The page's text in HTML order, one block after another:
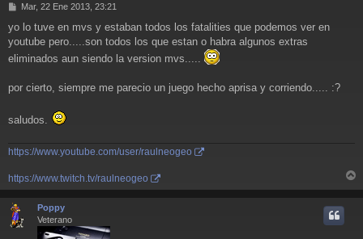
M
n
s
a
Mar, 22 Ene 2013, 23:21
yo lo tuve en mvs y estaban todos los fatalities que podemos ver en
youtube pero.....son todos los que estan o habra algunos extras
eliminados aun siendo la version mvs.....
por cierto, siempre me parecio un juego hecho aprisa y corriendo..... :?
saludos.
https://www.youtube.com/user/raulneogeo
https://www.twitch.tv/raulneogeo
r
Poppy
Veterano